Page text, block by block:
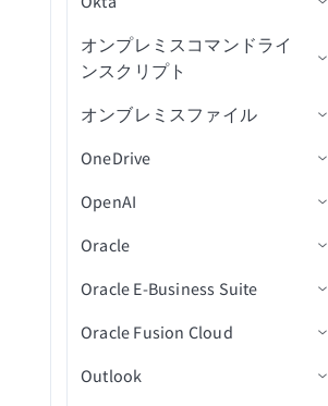
IDで所有者詳細を取得
パイプラインステージを検
索（バッチ）
コメントを更新
課題を更新
ド
従業員IDでユーザーを検索
新
キャンペーンを検索
購読者を検索
新規セルフサービスフロー
ステップ（リアルタイム）
新規リードアクティビティ
チ）
リストにリードを追加（バ
ッチ）
オブジェクトをファイルに
一括エクスポート（バル
を一括インポート（バル
スを変更（バッチ）
オブジェクトを複製
オブジェクトの作成
(バッチ)
新規オブジェクト
タイム）
新規または更新済みオブジ
ェクト
新規または更新済みオブジ
ェクト（リアルタイム）
スケジュール済みオブジェ
オブジェクトスキーマの取
得
オブジェクトの検索
オブジェクトの更新
オブジェクトを更新（バッ
ドキュメントを検索
ドキュメントを更新
スケジュール済みクエリ
アクションを挿入
新規または更新済み従業員
プロファイル
新規イベント
ステータス投稿を作成
細を取得
コメントを投稿
人物プロファイルを検索
人物プロファイルを更新
新規分類レコード
ムレコード
新規または更新済み標準レ
アクション
トリガー
ドをエクスポート
新規レコード
新規/更新済みレコード
新規/更新済みレコード（バ
実行
カスタムレコードの保存済
のトラブルシューティング
NetSuiteランタイムのトラ
ド
コネクション設定
検索
除
オンプレミスコマンドライ
ンスクリプト
コネクション設定
アクション
コマンドラインスクリプト
オンブレミスファイル
コネクション設定
トリガー
フォルダ内の新規ファイル
フォルダ内の新規CSVファ
アクション
ファイルのアップロード
ファイルをダウンロード
ファイルを移動
OneDrive
コネクション設定
トリガー
新規イベントトリガー（リ
アクション
権限を追加
フォルダを作成
OpenAI
コネクション設定
アクション
ビジネスアクション
画像を生成
Oracle
コネクション設定
トリガー
新規行
アクション
Oracle E-Business Suite
コネクション設定
トリガー
Oracle Fusion Cloud
コネクション設定
Outlook